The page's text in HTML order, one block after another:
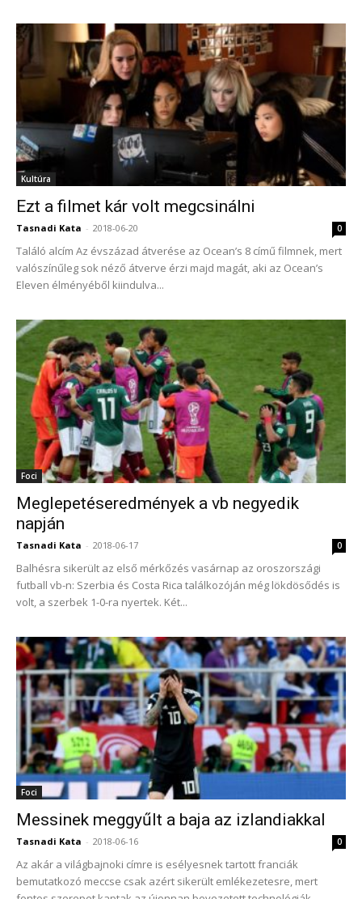
Kultúra
Ezt a filmet kár volt megcsinálni
Tasnadi Kata - 2018-06-20 0
Találó alcím Az évszázad átverése az Ocean’s 8 című filmnek, mert
valószínűleg sok néző átverve érzi majd magát, aki az Ocean’s
Eleven élményéből kiindulva...
Foci
Meglepetéseredmények a vb negyedik
napján
Tasnadi Kata - 2018-06-17 0
Balhésra sikerült az első mérkőzés vasárnap az oroszországi
futball vb-n: Szerbia és Costa Rica találkozóján még lökdösődés is
volt, a szerbek 1-0-ra nyertek. Két...
Foci
Messinek meggyűlt a baja az izlandiakkal
Tasnadi Kata - 2018-06-16 0
Az akár a világbajnoki címre is esélyesnek tartott franciák
bemutatkozó meccse csak azért sikerült emlékezetesre, mert